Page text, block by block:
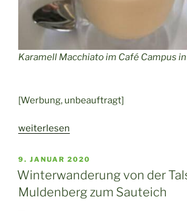
Karamell Macchiato im Café Campus
[Werbung, unbeauftragt]
„Das
Campus
in
Schöneck“
weiterlesen
VERÖFFENTLICHT
AM
9. JANUAR 2020
Winterwanderung von der
Muldenberg zum Sauteich